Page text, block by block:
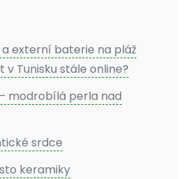
externí baterie na pláž
v Tunisku stále online?
– modrobílá perla nad
srdce
keramiky